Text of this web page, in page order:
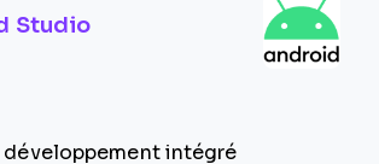
Studio
développement intégré